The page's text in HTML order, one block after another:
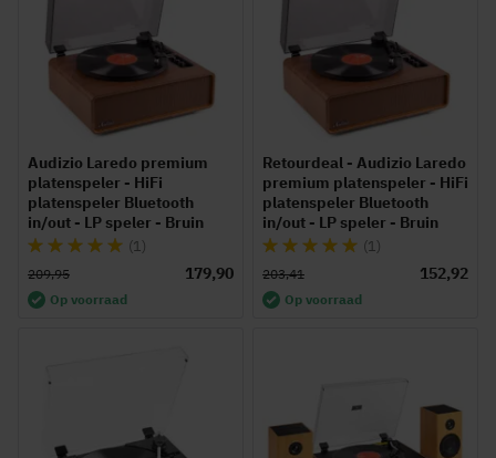
Audizio Laredo premium
platenspeler - HiFi
platenspeler Bluetooth
in/out - LP speler - Bruin
Waardering:
100%
(1)
179,90
209,95
Op voorraad
Retourdeal - Audizio Laredo
premium platenspeler - HiFi
platenspeler Bluetooth
in/out - LP speler - Bruin
Waardering:
100%
(1)
152,92
203,41
Op voorraad